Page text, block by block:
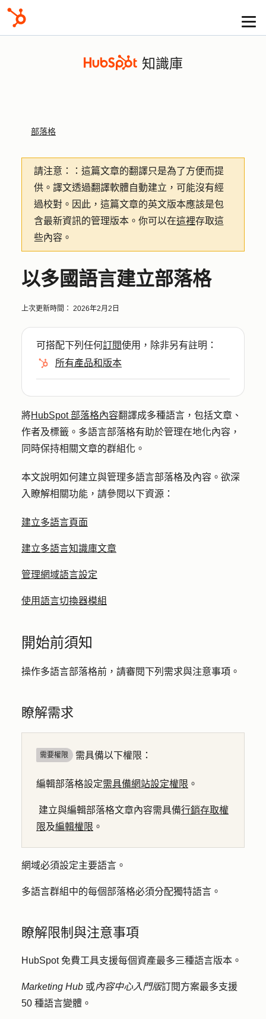
知識庫
部落格
請注意：
：這篇文章的翻譯只是為了方便而提
供。譯文透過翻譯軟體自動建立，可能沒有經
過校對。因此，這篇文章的英文版本應該是包
含最新資訊的管理版本。你可以在這裡存取這
些內容。
以多國語言建立部落格
上次更新時間： 2026年2月2日
可搭配下列任何訂閱使用，除非另有註明：
所有產品和版本
將HubSpot 部落格內容翻譯成多種語言，包括文章、
作者及標籤。多語言部落格有助於管理在地化內容，
同時保持相關文章的群組化。
本文說明如何建立與管理多語言部落格及內容。欲深
入瞭解相關功能，請參閱以下資源：
建立多語言頁面
建立多語言知識庫文章
管理網域語言設定
使用語言切換器模組
開始前須知
操作多語言部落格前，請審閱下列需求與注意事項。
瞭解需求
需要權限 需具備以下權限：
編輯部落格設定需具備網站設定權限 。
建立與編輯部落格文章內容需具備行銷存取權
限及編輯權限 。
網域必須設定主要語言。
多語言群組中的每個部落格必須分配獨特語言。
瞭解限制與注意事項
HubSpot 免費工具支援每個資產最多三種語言版本。
Marketing Hub 或內容中心入門版訂閱方案最多支援
50 種語言變體。